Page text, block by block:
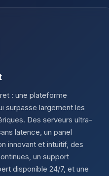
: une plateforme
surpasse largement les
Des serveurs ultra-
latence, un panel
innovant et intuitif, des
un support
disponible 24/7, et une